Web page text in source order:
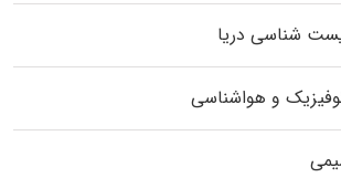
شناسی دریا
و هواشناسی